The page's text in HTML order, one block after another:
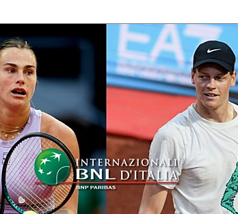
Látogasson el videótárunkba!Látogasson el videótárunkba!